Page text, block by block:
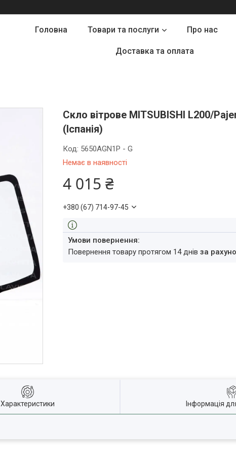
Головна Товари та послуги Про нас
Доставка та оплата
Скло вітрове MITSUBISHI L200/
(Іспанія)
Немає в наявності
Код: 5650AGN1P - G
4 015 ₴
+380 (67) 714-97-45
повернення товару протягом 14 днівза
Характеристики Інформація